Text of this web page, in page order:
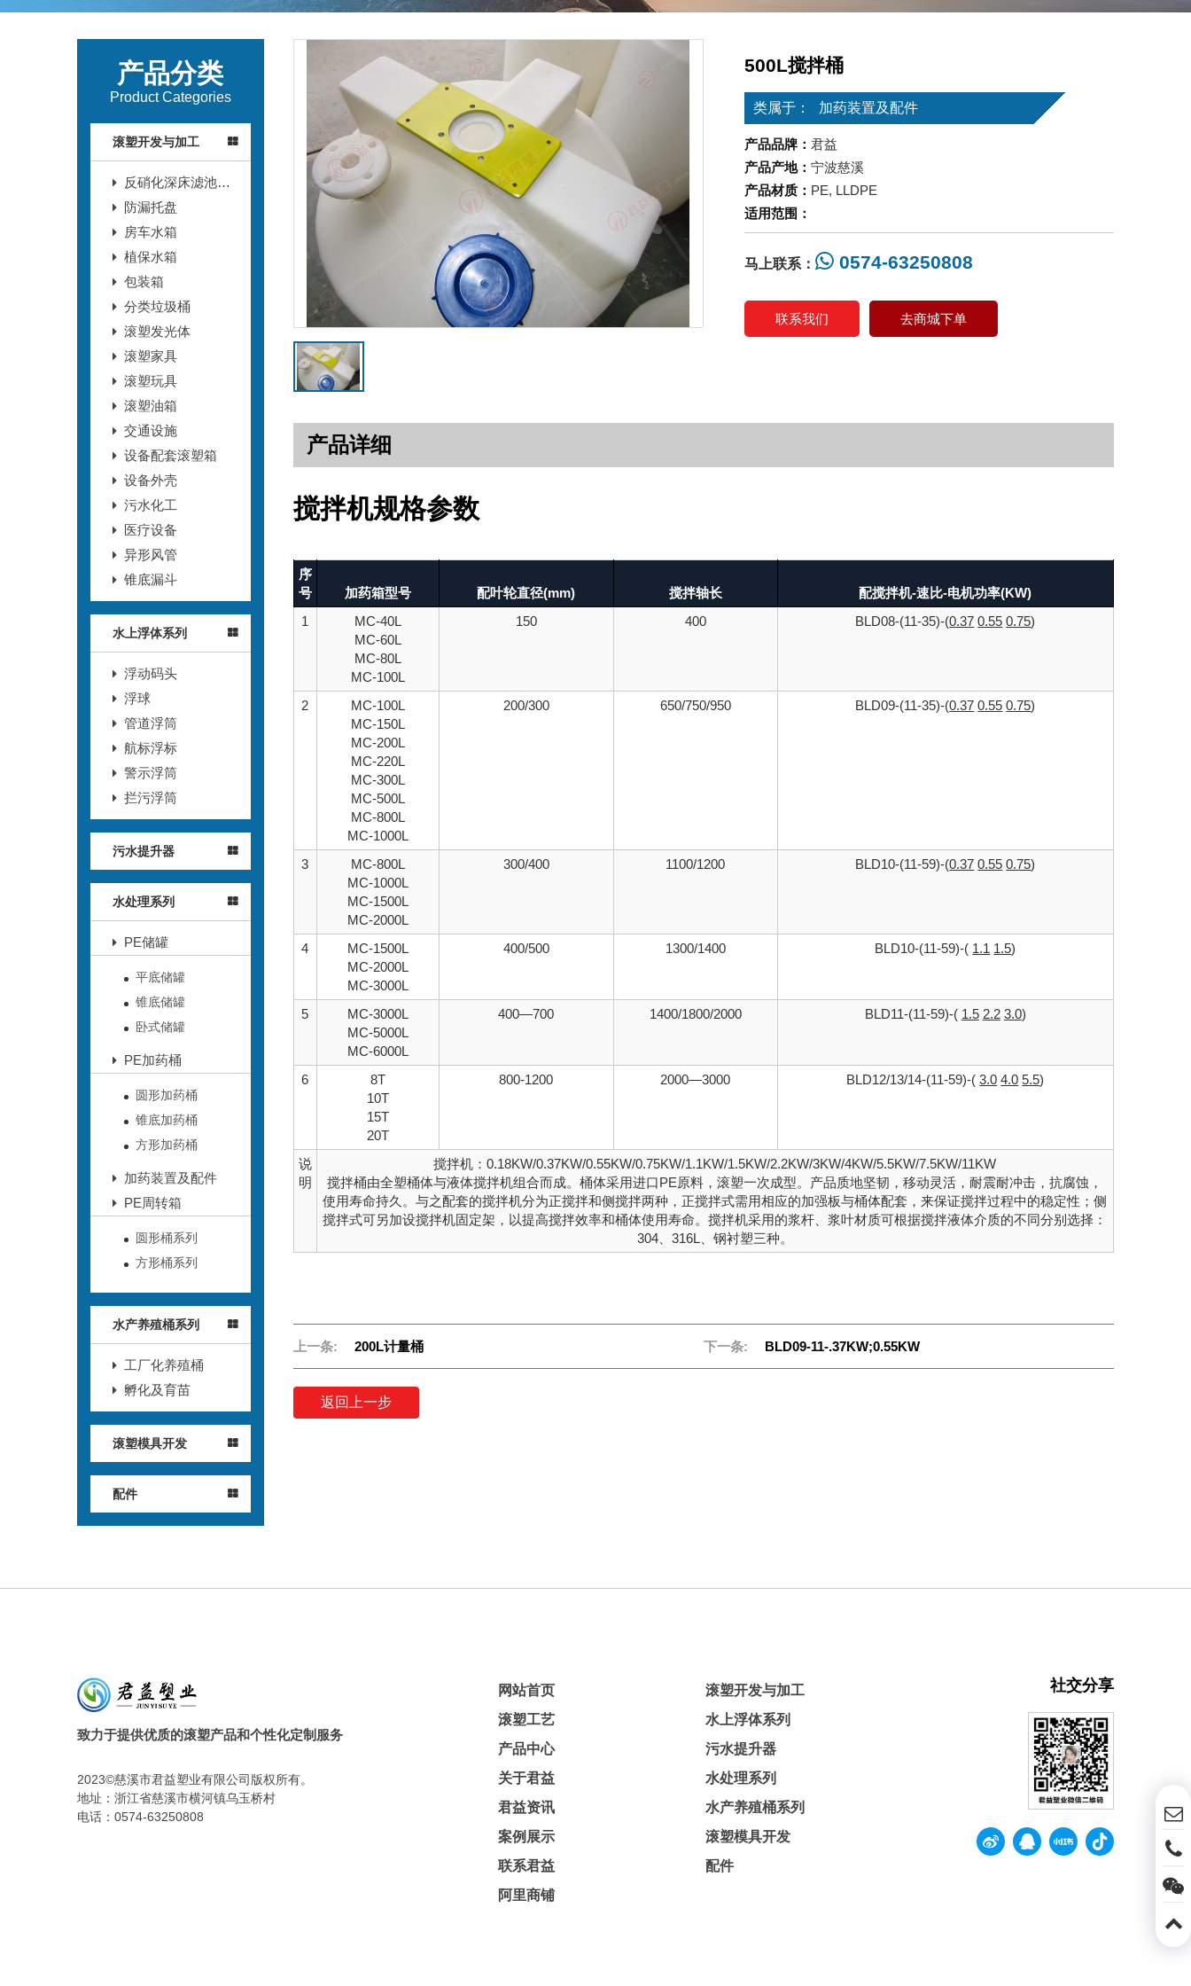
产品分类
Product Categories
滚塑开发与加工
反硝化深床滤池T
型滤砖
防漏托盘
房车水箱
植保水箱
包装箱
分类垃圾桶
滚塑发光体
滚塑家具
滚塑玩具
滚塑油箱
交通设施
设备配套滚塑箱
设备外壳
污水化工
医疗设备
异形风管
锥底漏斗
水上浮体系列
浮动码头
浮球
管道浮筒
航标浮标
警示浮筒
拦污浮筒
污水提升器
水处理系列
PE储罐
平底储罐
锥底储罐
卧式储罐
PE加药桶
圆形加药桶
锥底加药桶
方形加药桶
加药装置及配件
PE周转箱
圆形桶系列
方形桶系列
水产养殖桶系列
工厂化养殖桶
孵化及育苗
滚塑模具开发
配件
500L搅拌桶
类属于： 加药装置及配件
产品品牌：君益
产品产地：宁波慈溪
产品材质： PE, LLDPE
适用范围：
马上联系： 0574-63250808
联系我们 去商城下单
产品详细
搅拌机规格参数
序
号
加药箱型号 配叶轮直径(mm) 搅拌轴长
配搅拌机-速比-电机功率(KW)
1
MC-40L
MC-60L
MC-80L
MC-100L
150 400 BLD08-(11-35)-(0.37 0.55 0.75)
2
MC-100L
MC-150L
MC-200L
MC-220L
MC-300L
MC-500L
MC-800L
MC-1000L
200/300 650/750/950 BLD09-(11-35)-(0.37 0.55 0.75)
3
MC-800L
MC-1000L
MC-1500L
MC-2000L
300/400 1100/1200 BLD10-(11-59)-(0.37 0.55 0.75)
4
MC-1500L
MC-2000L
MC-3000L
400/500 1300/1400 BLD10-(11-59)-( 1.1 1.5)
5
MC-3000L
MC-5000L
MC-6000L
400—700 1400/1800/2000 BLD11-(11-59)-( 1.5 2.2 3.0)
6
8T
10T
15T
20T
800-1200 2000—3000 BLD12/13/14-(11-59)-(3.0 4.0 5.5)
说
明
搅拌机：0.18KW/0.37KW/0.55KW/0.75KW/1.1KW/1.5KW/2.2KW/3KW/4KW/5.5KW/7.5KW/11KW
搅拌桶由全塑桶体与液体搅拌机组合而成。桶体采用进口PE原料，滚塑一次成型。产品质地坚韧，移动灵活，耐震耐冲击，抗腐蚀，
使用寿命持久。与之配套的搅拌机分为正搅拌和侧搅拌两种，正搅拌式需用相应的加强板与桶体配套，来保证搅拌过程中的稳定性；侧
搅拌式可另加设搅拌机固定架，以提高搅拌效率和桶体使用寿命。搅拌机采用的浆杆、浆叶材质可根据搅拌液体介质的不同分别选择：
304、316L、钢衬塑三种。
上一条: 200L计量桶 下一条: BLD09-11-.37KW;0.55KW
返回上一步
致力于提供优质的滚塑产品和个性化定制服务
2023©慈溪市君益塑业有限公司版权所有。
地址：浙江省慈溪市横河镇乌玉桥村
电话：0574-63250808
网站首页
滚塑工艺
产品中心
关于君益
君益资讯
案例展示
联系君益
阿里商铺
滚塑开发与加工
水上浮体系列
污水提升器
水处理系列
水产养殖桶系列
滚塑模具开发
配件
社交分享